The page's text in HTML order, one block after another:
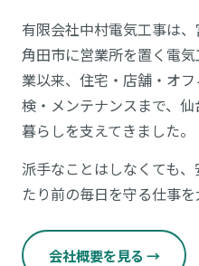
有限会社中村電気工事は、
角田市に営業所を置く電
業以来、住宅・店舗・オ
検・メンテナンスまで、
暮らしを支えてきました。
派手なことはしなくても
たり前の毎日を守る仕事を
会社概要を見る →